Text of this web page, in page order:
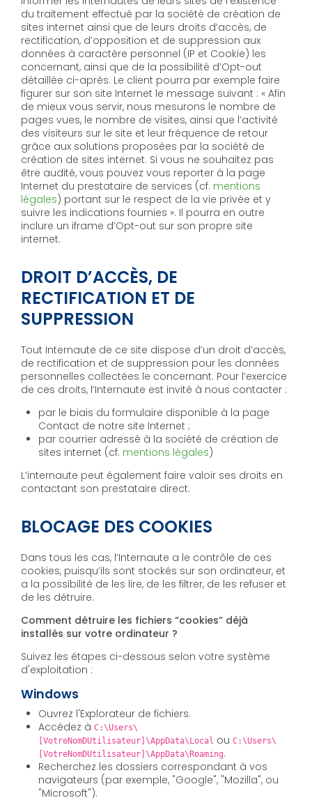
du traitement effectué par la société de création de
sites internet ainsi que de leurs droits d’accès, de
rectification, d’opposition et de suppression aux
données à caractère personnel (IP et Cookie) les
concernant, ainsi que de la possibilité d’Opt-out
détaillée ci-après. Le client pourra par exemple faire
figurer sur son site Internet le message suivant : « Afin
de mieux vous servir, nous mesurons le nombre de
pages vues, le nombre de visites, ainsi que l’activité
des visiteurs sur le site et leur fréquence de retour
grâce aux solutions proposées par la société de
création de sites internet. Si vous ne souhaitez pas
être audité, vous pouvez vous reporter à la page
Internet du prestataire de services (cf. mentions
légales) portant sur le respect de la vie privée et y
suivre les indications fournies ». Il pourra en outre
inclure un iframe d’Opt-out sur son propre site
internet.
DROIT D’ACCÈS, DE
RECTIFICATION ET DE
SUPPRESSION
Tout Internaute de ce site dispose d’un droit d’accès,
de rectification et de suppression pour les données
personnelles collectées le concernant. Pour l’exercice
de ces droits, l’Internaute est invité à nous contacter :
par le biais du formulaire disponible à la page
Contact de notre site Internet ;
par courrier adressé à la société de création de
sites internet (cf. mentions légales)
L’internaute peut également faire valoir ses droits en
contactant son prestataire direct.
BLOCAGE DES COOKIES
Dans tous les cas, l’Internaute a le contrôle de ces
cookies, puisqu’ils sont stockés sur son ordinateur, et
a la possibilité de les lire, de les filtrer, de les refuser et
de les détruire.
Comment détruire les fichiers “cookies” déjà
installés sur votre ordinateur ?
Suivez les étapes ci-dessous selon votre système
d'exploitation :
Windows
Ouvrez l'Explorateur de fichiers.
Accédez àC:\Users\
[VotreNomDUtilisateur]\AppData\Local ouC:\Users\
[VotreNomDUtilisateur]\AppData\Roaming.
Recherchez les dossiers correspondant à vos
navigateurs (par exemple, "Google", "Mozilla", ou
"Microsoft").